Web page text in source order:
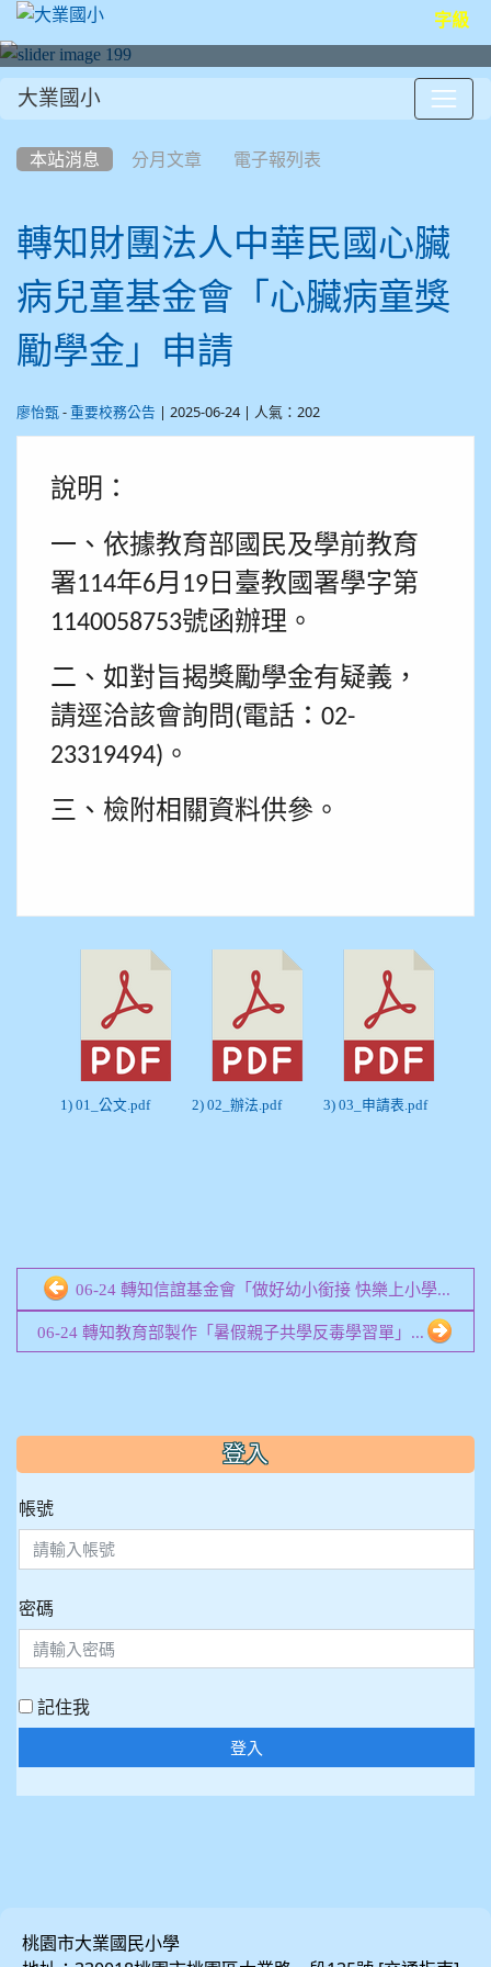
字級
大業國小
本站消息 分月文章 電子報列表
轉知財團法人中華民國心臟
病兒童基金會「心臟病童獎
勵學金」申請
廖怡甄 - 重要校務公告 | 2025-06-24 | 人氣：202
說明：
一、依據教育部國民及學前教育
署114年6月 19 日臺教國署學字第
1140058753號函辦理。
二、如對旨揭獎勵學金有疑義，
請逕洽該會詢問(電話： 02-
23319494) 。
三、檢附相關資料供參。
1) 01_公文.pdf 2) 02_辦法.pdf 3) 03_申請表.pdf
06-24 轉知信誼基金會「做好幼小銜接 快樂上小學...
06-24 轉知教育部製作「暑假親子共學反毒學習單」...
::: 登入
帳號
密碼
記住我
登入
桃園市大業國民小學